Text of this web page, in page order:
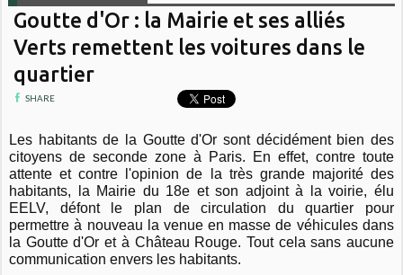
Goutte d'Or : la Mairie et ses alliés
Verts remettent les voitures dans le
quartier
SHARE
Les habitants de la Goutte d'Or sont décidément bien des
citoyens de seconde zone à Paris. En effet, contre toute
attente et contre l'opinion de la très grande majorité des
habitants, la Mairie du 18e et son adjoint à la voirie, élu
EELV, défont le plan de circulation du quartier pour
permettre à nouveau la venue en masse de véhicules dans
la Goutte d'Or et à Château Rouge. Tout cela sans aucune
communication envers les habitants.